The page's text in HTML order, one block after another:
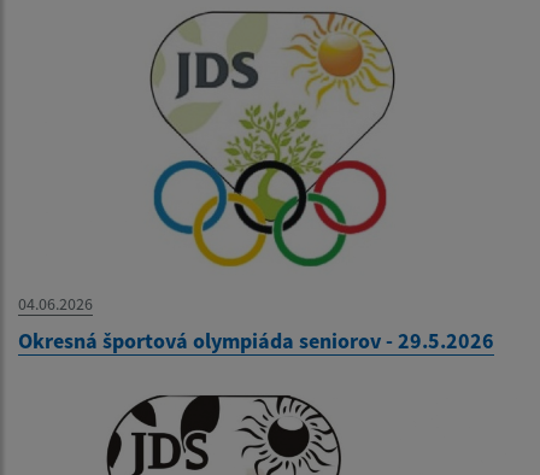
04.06.2026
Okresná športová olympiáda seniorov - 29.5.2026